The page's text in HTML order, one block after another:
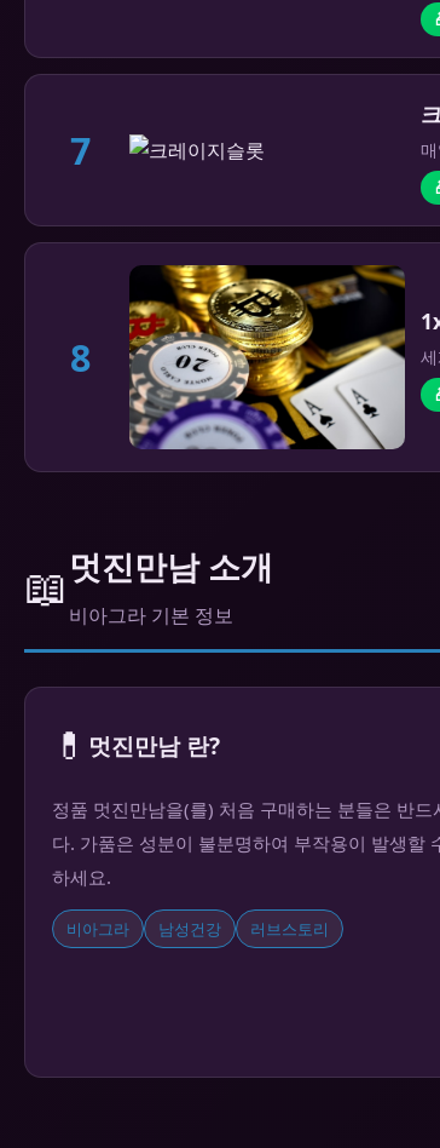
7
8
📖멋진만남 소개
비아그라 기본 정보
💊 멋진만남 란?
정품 멋진만남을(를) 처음 구매하는 분들은 반
다. 가품은 성분이 불분명하여 부작용이 발생할
하세요.
비아그라 남성건강 러브스토리